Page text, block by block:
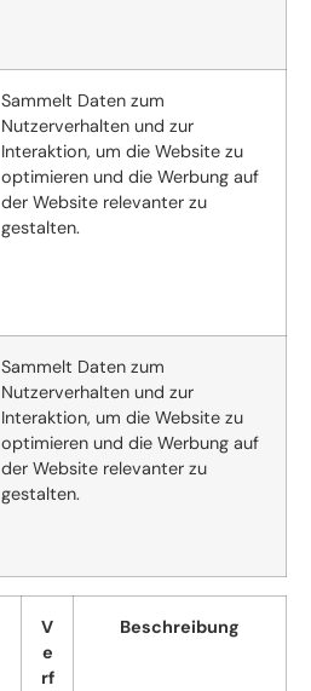
Sammelt Daten zum
Nutzerverhalten und zur
Interaktion, um die Website zu
optimieren und die Werbung auf
der Website relevanter zu
gestalten.
Sammelt Daten zum
Nutzerverhalten und zur
Interaktion, um die Website zu
optimieren und die Werbung auf
der Website relevanter zu
gestalten.
V
e
rf
Beschreibung